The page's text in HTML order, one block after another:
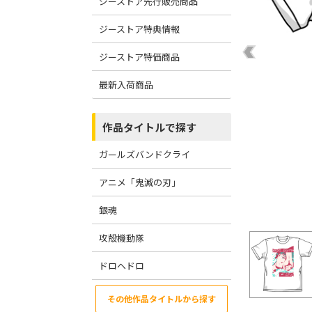
ジーストア特典情報
ジーストア特価商品
最新入荷商品
作品タイトルで探す
ガールズバンドクライ
アニメ「鬼滅の刃」
銀魂
攻殻機動隊
ドロヘドロ
その他作品タイトルから探す